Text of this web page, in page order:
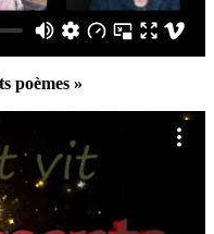
poèmes »